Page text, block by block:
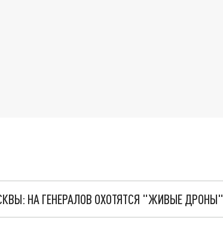
НА ГЕНЕРАЛОВ ОХОТЯТСЯ "ЖИВЫЕ ДРОНЫ"